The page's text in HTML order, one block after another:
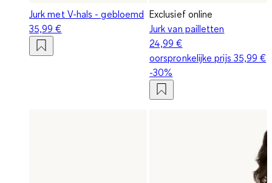
Jurk met V-hals - gebloemd
35,99 €
Exclusief online
Jurk van pailletten
24,99 €
oorspronkelijke prijs 35,99 €
-30%